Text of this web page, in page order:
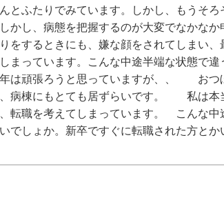
とふたりでみています。しかし、もうそろ
かし、病態を把握するのが大変でなかなか
をするときにも、嫌な顔をされてしまい、
まっています。こんな中途半端な状態で違
年は頑張ろうと思っていますが、、 おつ
、病棟にもとても居ずらいです。 私は本
転職を考えてしまっています。 こんな中
でしょか。新卒ですぐに転職された方とか